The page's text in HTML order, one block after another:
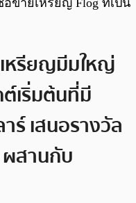
ขายเหรียญ Flog ที่เป็น
เหรียญมีมใหญ่
ต์เริ่มต้นที่มี
ร์ เสนอรางวัล
ผสานกับ